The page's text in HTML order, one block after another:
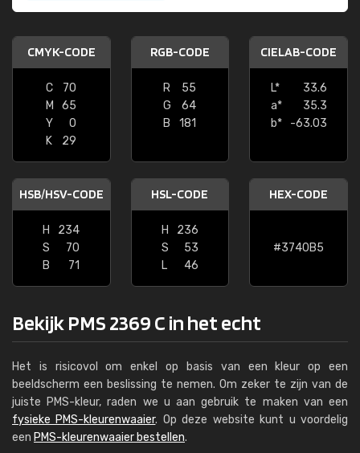
CMYK-CODE
C
70
M
65
Y
0
K
29
RGB-CODE
R
55
G
64
B
181
CIELAB-CODE
L*
33.6
a*
35.3
b*
-63.03
HSB/HSV-CODE
H
234
S
70
B
71
HSL-CODE
H
236
S
53
L
46
HEX-CODE
#3740B5
Bekijk PMS 2369 C in het echt
Het is risicovol om enkel op basis van een kleur op een
beeldscherm een beslissing te nemen. Om zeker te zijn van de
juiste PMS-kleur, raden we u aan gebruik te maken van een
fysieke PMS-kleurenwaaier. Op deze website kunt u voordelig
een PMS-kleurenwaaier bestellen.